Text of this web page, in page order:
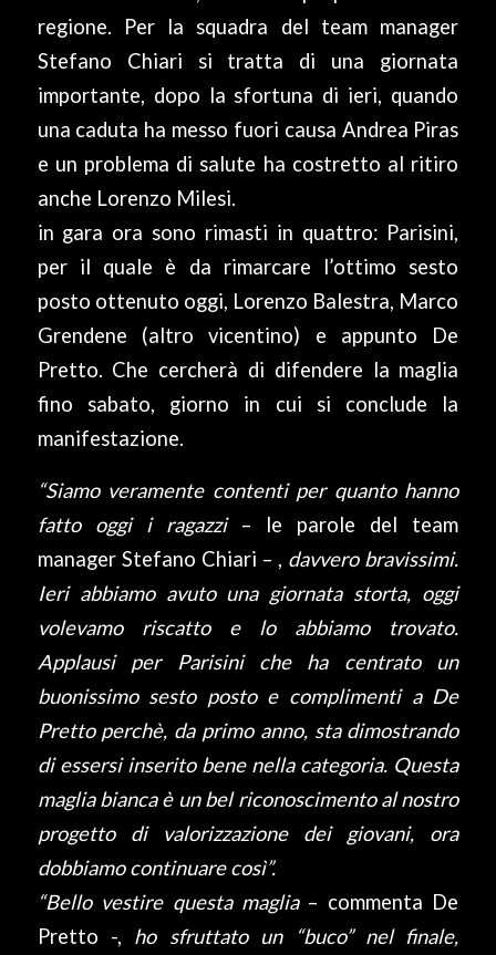
regione. Per la squadra del team manager
Stefano Chiari si tratta di una giornata
importante, dopo la sfortuna di ieri, quando
una caduta ha messo fuori causa Andrea Piras
e un problema di salute ha costretto al ritiro
anche Lorenzo Milesi.
in gara ora sono rimasti in quattro: Parisini,
per il quale è da rimarcare l’ottimo sesto
posto ottenuto oggi, Lorenzo Balestra, Marco
Grendene (altro vicentino) e appunto De
Pretto. Che cercherà di difendere la maglia
fino sabato, giorno in cui si conclude la
manifestazione.
“Siamo veramente contenti per quanto hanno
fatto oggi i ragazzi – le parole del team
manager Stefano Chiari – , davvero bravissimi.
Ieri abbiamo avuto una giornata storta, oggi
volevamo riscatto e lo abbiamo trovato.
Applausi per Parisini che ha centrato un
buonissimo sesto posto e complimenti a De
Pretto perchè, da primo anno, sta dimostrando
di essersi inserito bene nella categoria. Questa
maglia bianca è un bel riconoscimento al nostro
progetto di valorizzazione dei giovani, ora
dobbiamo continuare così”.
“Bello vestire questa maglia – commenta De
Pretto -, ho sfruttato un “buco” nel finale,